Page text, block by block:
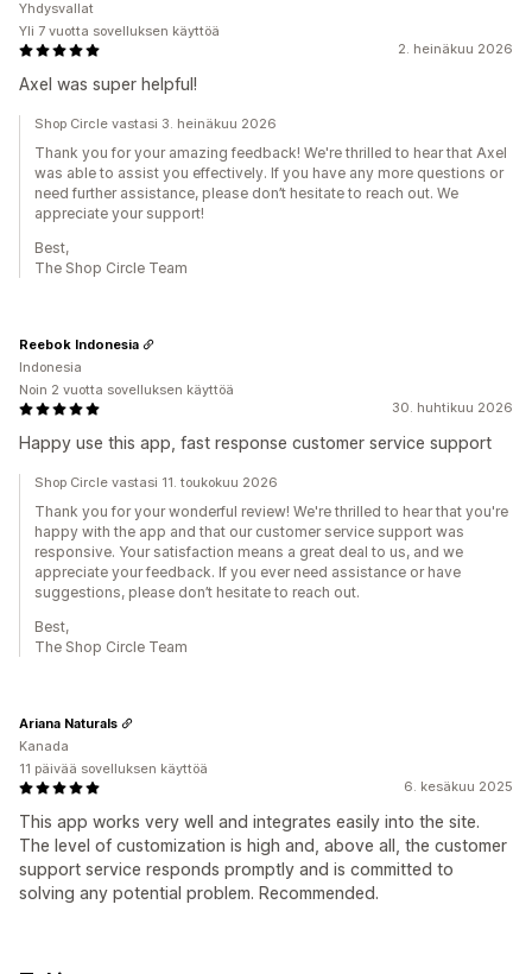
2. heinäkuu 2026
Axel was super helpful!
Yhdysvallat
Yli 7 vuotta sovelluksen käyttöä
Shop Circle vastasi 3. heinäkuu 2026
Thank you for your amazing feedback! We're thrilled to hear that Axel
was able to assist you effectively. If you have any more questions or
need further assistance, please don’t hesitate to reach out. We
appreciate your support!
Best,
The Shop Circle Team
30. huhtikuu 2026
Happy use this app, fast response customer service support
Reebok Indonesia
Indonesia
Noin 2 vuotta sovelluksen käyttöä
Shop Circle vastasi 11. toukokuu 2026
Thank you for your wonderful review! We're thrilled to hear that you're
happy with the app and that our customer service support was
responsive. Your satisfaction means a great deal to us, and we
appreciate your feedback. If you ever need assistance or have
suggestions, please don’t hesitate to reach out.
Best,
The Shop Circle Team
6. kesäkuu 2025
This app works very well and integrates easily into the site.
The level of customization is high and, above all, the customer
support service responds promptly and is committed to
solving any potential problem. Recommended.
Ariana Naturals
Kanada
11 päivää sovelluksen käyttöä